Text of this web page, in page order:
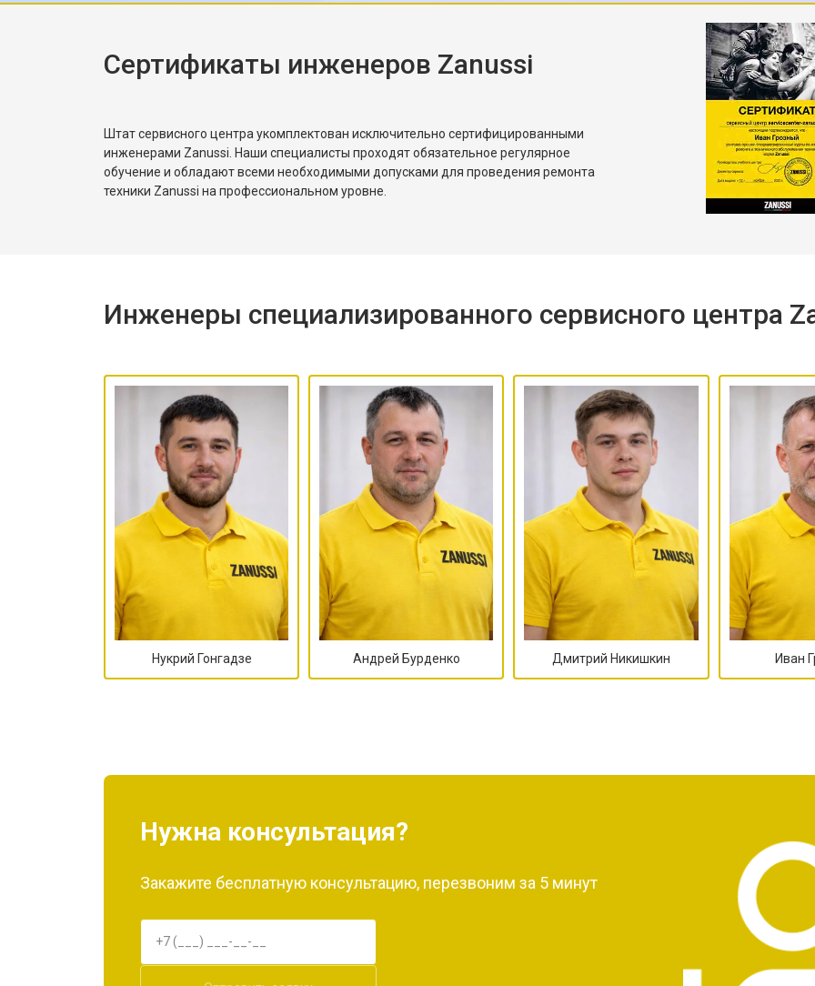
лишних разговоров, после чего
убедился, что вращение барабана
корректное. Рассказал, как
разбалансировка.
прочистил его, но и показал, почему
это произошло, дал рекомендации по
соли и выбору программ. Работает
сейчас заметно лучше, чем раньше.
Сертификаты инженеров Zanussi
Штат сервисного центра укомплектован исключительно сертифицированными
инженерами Zanussi. Наши специалисты проходят обязательное регулярное
обучение и обладают всеми необходимыми допусками для проведения ремонта
техники Zanussi на профессиональном уровне.
Инженеры специализированного сервисного центра
Нукрий Гонгадзе Андрей Бурденко Дмитрий Никишкин Иван
Нужна консультация?
Закажите бесплатную консультацию, перезвоним за 5 минут